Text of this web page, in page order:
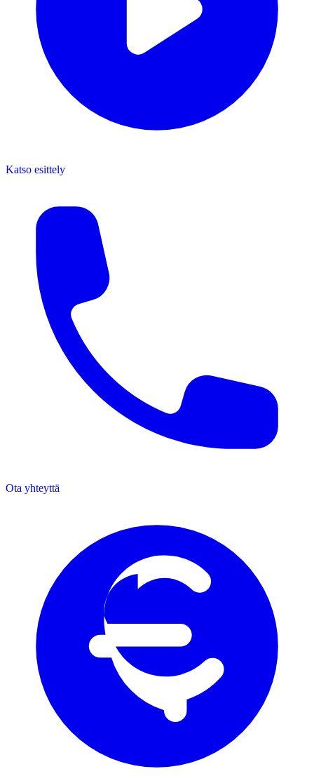
Katso esittely
Ota yhteyttä